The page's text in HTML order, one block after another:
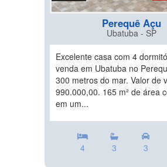
Perequê Açu
Ubatuba - SP
Excelente casa com 4
venda em Ubatuba no
300 metros do mar. Valor de
990.000,00. 165 m² de área
em um...
4 3 3